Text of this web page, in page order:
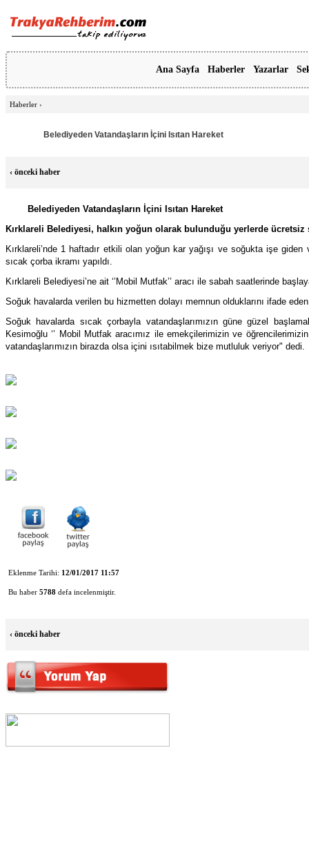
Ana Sayfa Haberler Yazarlar
Haberler ›
Belediyeden Vatandaşların İçini Isıtan Hareket
‹ önceki haber
Belediyeden Vatandaşların İçini Isıtan Hareket
Kırklareli Belediyesi, halkın yoğun olarak bulunduğu yerlerde ücretsiz
Kırklareli’nde 1 haftadır etkili olan yoğun kar yağışı ve soğukta işe
sıcak çorba ikramı yapıldı.
Kırklareli Belediyesi’ne ait ‘’Mobil Mutfak’’ aracı ile sabah saatlerinde
Soğuk havalarda verilen bu hizmetten dolayı memnun olduklarını ifade
Soğuk havalarda sıcak çorbayla vatandaşlarımızın güne güzel
Kesimoğlu ‘’ Mobil Mutfak aracımız ile emekçilerimizin ve
vatandaşlarımızın birazda olsa içini ısıtabilmek bize mutluluk veriyor" dedi.
Eklenme Tarihi: 12/01/2017 11:57
Bu haber 5788 defa incelenmiştir.
‹ önceki haber